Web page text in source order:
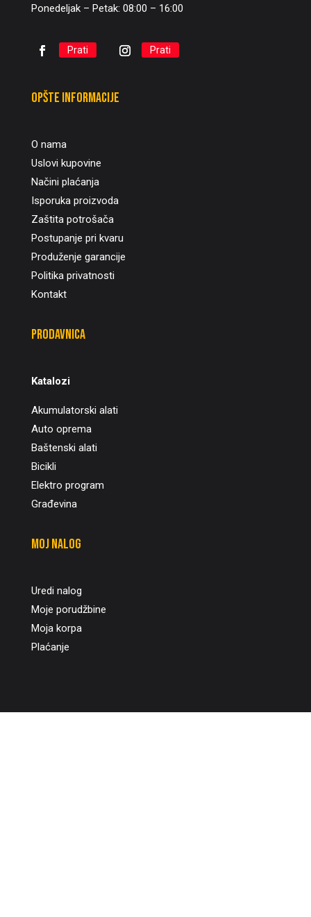
Ponedeljak – Petak: 08:00 – 16:00
Prati Prati
Opšte informacije
O nama
Uslovi kupovine
Načini plaćanja
Isporuka proizvoda
Zaštita potrošača
Postupanje pri kvaru
Produženje garancije
Politika privatnosti
Kontakt
Prodavnica
Katalozi
Akumulatorski alati
Auto oprema
Baštenski alati
Bicikli
Elektro program
Građevina
Moj nalog
Uredi nalog
Moje porudžbine
Moja korpa
Plaćanje